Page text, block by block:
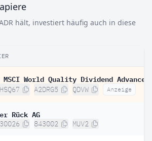
hält, investiert häufig auch in diese
A2DRG5 QDVW Anzeige
Rück AG
843002 MUV2